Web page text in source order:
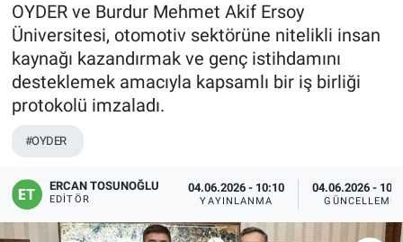
OYDER ve Burdur Mehmet Akif Ersoy
Üniversitesi, otomotiv sektörüne nitelikli insan
kaynağı kazandırmak ve genç istihdamını
desteklemek amacıyla kapsamlı bir iş birliği
protokolü imzaladı.
#OYDER
ERCAN TOSUNOĞLU
EDITÖR
04.06.2026 - 10:10
YAYINLANMA
04.06.2026 -
GÜNCELLEME